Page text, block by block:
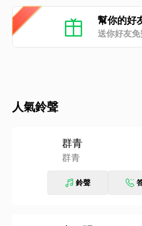
幫你的好
送你好友
人氣鈴聲
群青
群青
鈴聲